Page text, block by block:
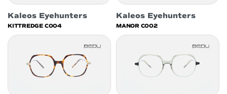
Kaleos Eyehunters
KITTREDGE C004
Kaleos Eyehunters
MANOR C002